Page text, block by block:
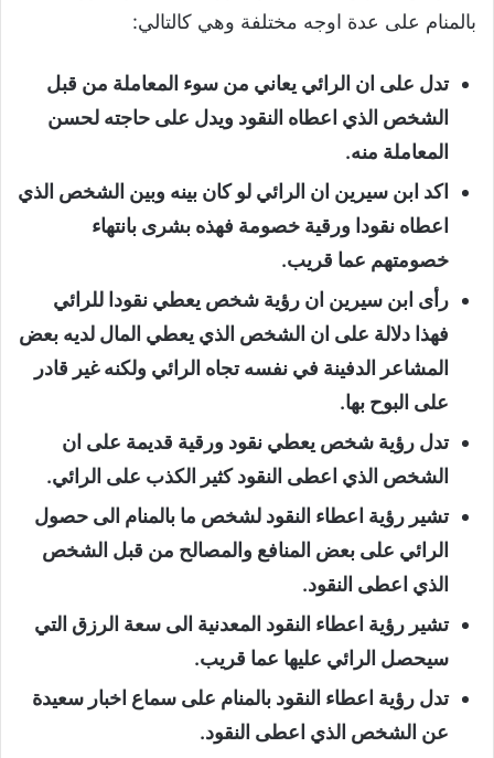
بالمنام على عدة اوجه مختلفة وهي كالتالي:
تدل على ان الرائي يعاني من سوء المعاملة من قبل
الشخص الذي اعطاه النقود ويدل على حاجته لحسن
المعاملة منه.
اكد ابن سيرين ان الرائي لو كان بينه وبين الشخص الذي
اعطاه نقودا ورقية خصومة فهذه بشرى بانتهاء
خصومتهم عما قريب.
رأى ابن سيرين ان رؤية شخص يعطي نقودا للرائي
فهذا دلالة على ان الشخص الذي يعطي المال لديه بعض
المشاعر الدفينة في نفسه تجاه الرائي ولكنه غير قادر
على البوح بها.
تدل رؤية شخص يعطي نقود ورقية قديمة على ان
الشخص الذي اعطى النقود كثير الكذب على الرائي.
تشير رؤية اعطاء النقود لشخص ما بالمنام الى حصول
الرائي على بعض المنافع والمصالح من قبل الشخص
الذي اعطى النقود.
تشير رؤية اعطاء النقود المعدنية الى سعة الرزق التي
سيحصل الرائي عليها عما قريب.
تدل رؤية اعطاء النقود بالمنام على سماع اخبار سعيدة
عن الشخص الذي اعطى النقود.